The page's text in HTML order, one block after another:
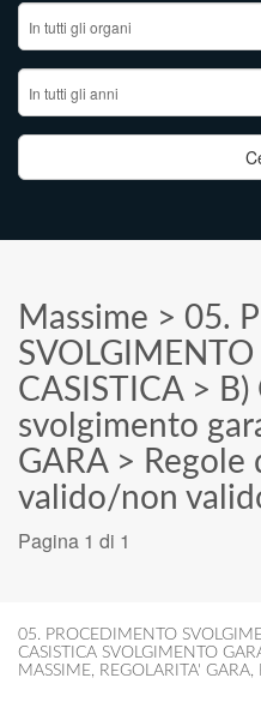
Massime > 05.
SVOLGIMENTO
CASISTICA>
svolgimento
GARA> Regole
valido/non
Pagina 1 di 1
05. PROCEDIMENTO
CASISTICA SVOLGIMENTO
MASSIME, REGOLARITA' GARA,